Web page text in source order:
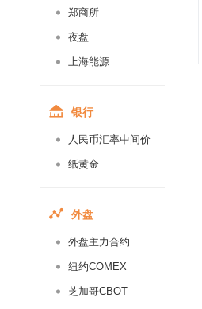
郑商所
夜盘
上海能源
银行
人民币汇率中间价
纸黄金
外盘
外盘主力合约
纽约COMEX
芝加哥CBOT